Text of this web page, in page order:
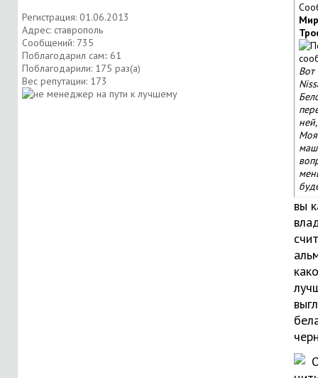
Регистрация: 01.06.2013
Адрес: ставрополь
Сообщений: 735
Поблагодарил сам:: 61
Поблагодарили: 175 раз(а)
Вес репутации: 173
Вот
Моя
вы